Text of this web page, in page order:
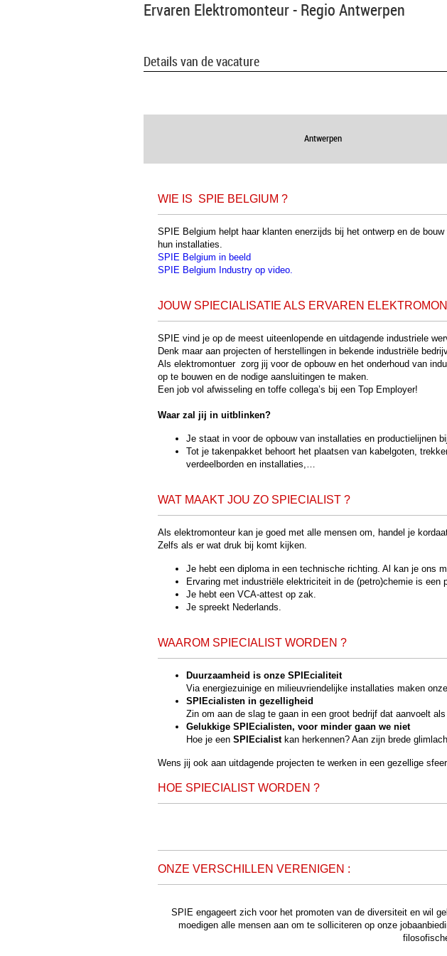
Ervaren Elektromonteur - Regio Antwerpen
Details van de vacature
Antwerpen
WIE IS SPIE BELGIUM ?
SPIE Belgium helpt haar klanten enerzijds bij het ontwerp en de
hun installaties.
SPIE Belgium in beeld
SPIE Belgium Industry op video.
JOUW SPIECIALISATIE ALS ERVAREN
SPIE vind je op de meest uiteenlopende en uitdagende industriele
Denk maar aan projecten of herstellingen in bekende industriële
Als elektromontuer zorg jij voor de opbouw en het onderhoud van
op te bouwen en de nodige aansluitingen te maken.
Een job vol afwisseling en toffe collega’s bij een Top Employer!
Waar zal jij in uitblinken?
Je staat in voor de opbouw van installaties en productielijnen
Tot je takenpakket behoort het plaatsen van kabelgoten,
verdeelborden en installaties,…
WAT MAAKT JOU ZO SPIECIALIST ?
Als elektromonteur kan je goed met alle mensen om, handel je
Zelfs als er wat druk bij komt kijken.
Je hebt een diploma in een technische richting. Al kan je ons
Ervaring met industriële elektriciteit in de (petro)chemie is een
Je hebt een VCA-attest op zak.
Je spreekt Nederlands.
WAAROM SPIECIALIST WORDEN ?
Duurzaamheid is onze SPIEcialiteit
Via energiezuinige en milieuvriendelijke installaties maken onze
SPIEcialisten in gezelligheid
Zin om aan de slag te gaan in een groot bedrijf dat aanvoelt
Gelukkige SPIEcialisten, voor minder gaan we niet
Hoe je een SPIEcialist kan herkennen? Aan zijn brede
Wens jij ook aan uitdagende projecten te werken in een gezellige
HOE SPIECIALIST WORDEN ?
ONZE VERSCHILLEN VERENIGEN :
SPIE engageert zich voor het promoten van de diversiteit en wil
moedigen alle mensen aan om te solliciteren op onze